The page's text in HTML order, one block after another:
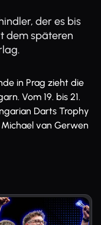
der es bis
dem späteren
in Prag zieht die
Vom 19. bis 21.
Darts Trophy
van Gerwen